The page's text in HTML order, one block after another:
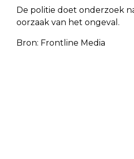
De politie doet onderzoek
oorzaak van het ongeval.
Bron: Frontline Media